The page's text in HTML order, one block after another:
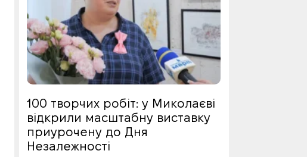
100 творчих робіт: у Миколаєві
відкрили масштабну виставку
приурочену до Дня
Незалежності